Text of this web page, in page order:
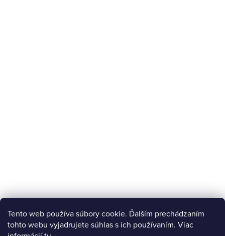
Tento web používa súbory cookie. Ďalším prechádzaním
tohto webu vyjadrujete súhlas s ich používaním. Viac